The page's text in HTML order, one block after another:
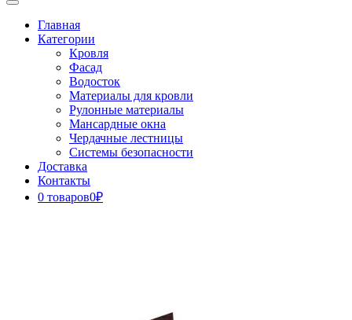
Open
ButtonГлавная
Категории
Кровля
Фасад
Водосток
Материалы для кровли
Рулонные материалы
Мансардные окна
Чердачные лестницы
Системы безопасности
Доставка
Контакты
0 товаров0₽